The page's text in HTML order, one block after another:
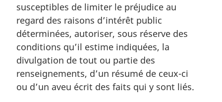
susceptibles de limiter le préjudice au
regard des raisons d’intérêt public
déterminées, autoriser, sous réserve des
conditions qu’il estime indiquées, la
divulgation de tout ou partie des
renseignements, d’un résumé de ceux-ci
ou d’un aveu écrit des faits qui y sont liés.